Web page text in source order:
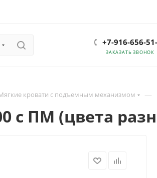
+7-916-656-
ЗАКАЗАТЬ ЗВОНОК
кровати с подъемным механизмом —
с ПМ (цвета